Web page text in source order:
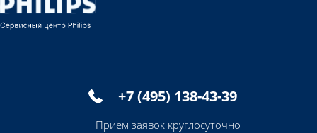
+7 (495) 138-43-39
Прием заявок круглосуточно